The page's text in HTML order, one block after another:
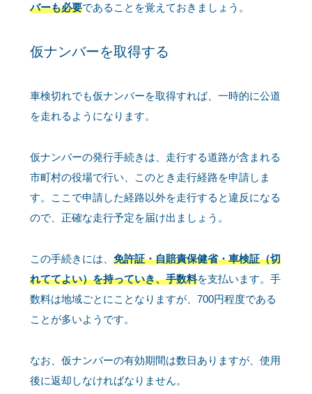
バーも必要であることを覚えておきましょう。
仮ナンバーを取得する
車検切れでも仮ナンバーを取得すれば、一時的に公道
を走れるようになります。
仮ナンバーの発行手続きは、走行する道路が含まれる
市町村の役場で行い、このとき走行経路を申請しま
す。ここで申請した経路以外を走行すると違反になる
ので、正確な走行予定を届け出ましょう。
この手続きには、 免許証・自賠責保健省・車検証（切
れててよい）を持っていき、手数料を支払います。手
数料は地域ごとにことなりますが、700円程度である
ことが多いようです。
なお、仮ナンバーの有効期間は数日ありますが、使用
後に返却しなければなりません。